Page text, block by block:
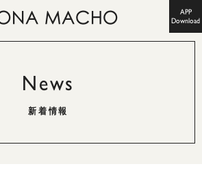
APP
Download
News
新着情報